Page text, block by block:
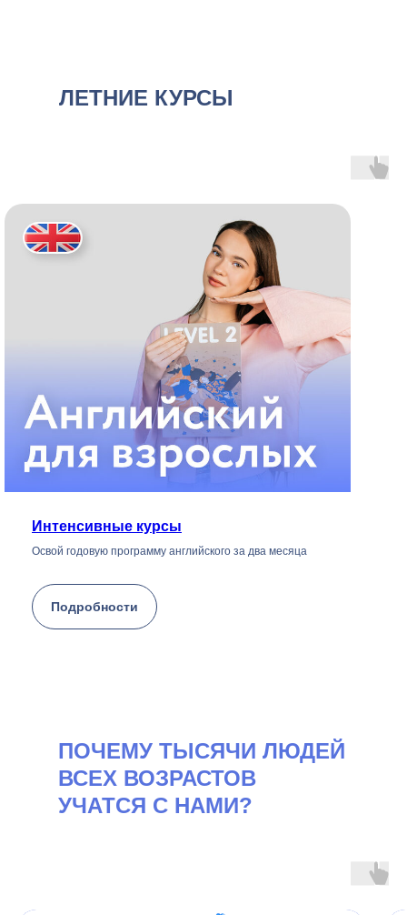
ЛЕТНИЕ КУРСЫ
Интенсивные курсы
Освой годовую программу английского за два месяца
Подробности
ПОЧЕМУ ТЫСЯЧИ ЛЮДЕЙ
ВСЕХ ВОЗРАСТОВ
УЧАТСЯ С НАМИ?